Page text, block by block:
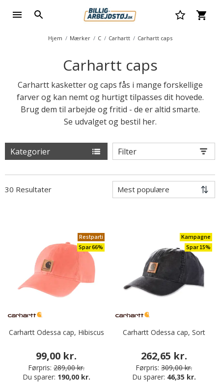
Hjem Mærker C Carhartt Carhartt caps
Carhartt caps
Carhartt kasketter og caps fås i mange forskellige
farver og kan nemt og hurtigt tilpasses dit hovede.
Brug dem til arbejde og fritid - de er altid smarte.
Se udvalget og bestil her.
Kategorier Filter
30 Resultater
Restparti
Spar 66%
Carhartt Odessa cap, Hibiscus
99,00 kr.
Førpris: 289,00 kr.
Du sparer: 190,00 kr.
Kampagne
Spar 15%
Carhartt Odessa cap, Sort
262,65 kr.
Førpris: 309,00 kr.
Du sparer: 46,35 kr.